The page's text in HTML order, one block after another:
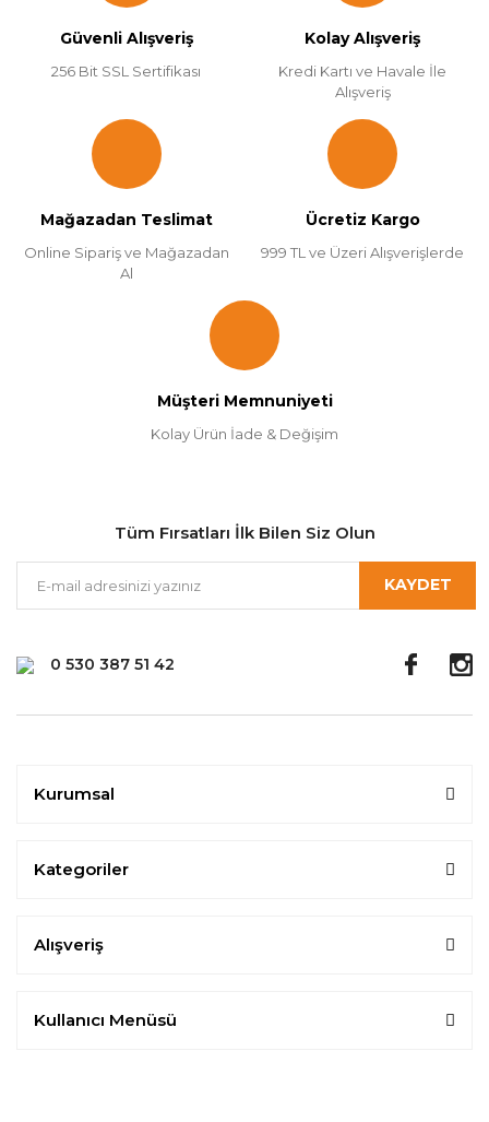
Güvenli Alışveriş
256 Bit SSL Sertifikası
Kolay Alışveriş
Kredi Kartı ve Havale İle
Alışveriş
Mağazadan Teslimat
Online Sipariş ve Mağazadan
Al
Ücretiz Kargo
999 TL ve Üzeri Alışverişlerde
Müşteri Memnuniyeti
Kolay Ürün İade & Değişim
0 530 387 51 42
Tüm Fırsatları İlk Bilen Siz Olun
KAYDET
Kurumsal
Kategoriler
Alışveriş
Kullanıcı Menüsü